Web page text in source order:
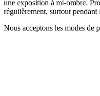
une exposition à mi-ombre.
régulièrement, surtout
Nous acceptons les modes de